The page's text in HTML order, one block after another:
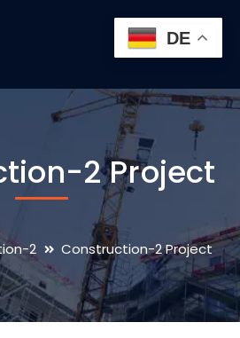
2 Project
2 Construction-2 Project
DE